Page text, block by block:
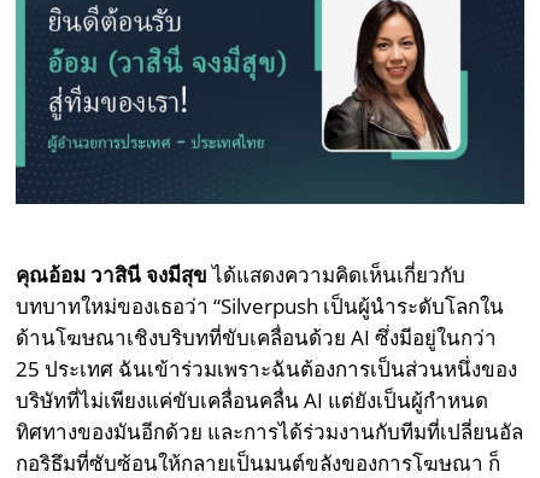
คุณอ้อม วาสินี จงมีสุขได้แสดงความคิดเห็นเกี่ยวกับ
บทบาทใหม่ของเธอว่า “Silverpush เป็นผู้นำระดับโลกใน
ด้านโฆษณาเชิงบริบทที่ขับเคลื่อนด้วย AI ซึ่งมีอยู่ในกว่า
25 ประเทศ ฉันเข้าร่วมเพราะฉันต้องการเป็นส่วนหนึ่งของ
บริษัทที่ไม่เพียงแค่ขับเคลื่อนคลื่น AI แต่ยังเป็นผู้กำหนด
ทิศทางของมันอีกด้วย และการได้ร่วมงานกับทีมที่เปลี่ยนอัล
กอริธึมที่ซับซ้อนให้กลายเป็นมนต์ขลังของการโฆษณา ก็